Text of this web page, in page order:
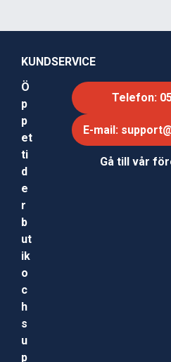
KUNDSERVICE
Ö
p
p
et
ti
d
e
r
b
ut
ik
o
c
h
s
u
p
Telefon:
E-mail:
Gå till vår